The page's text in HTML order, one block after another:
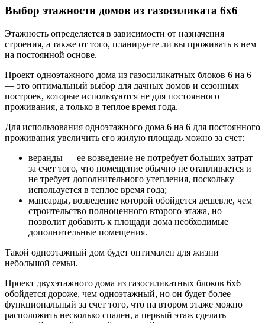
Выбор этажности домов из газосиликата 6х6
Этажность определяется в зависимости от назначения
строения, а также от того, планируете ли вы проживать в нем
на постоянной основе.
Проект одноэтажного дома из газосиликатных блоков 6 на 6
— это оптимальный выбор для дачных домов и сезонных
построек, которые используются не для постоянного
проживания, а только в теплое время года.
Для использования одноэтажного дома 6 на 6 для постоянного
проживания увеличить его жилую площадь можно за счет:
веранды — ее возведение не потребует больших затрат
за счет того, что помещение обычно не отапливается и
не требует дополнительного утепления, поскольку
используется в теплое время года;
мансарды, возведение которой обойдется дешевле, чем
строительство полноценного второго этажа, но
позволит добавить к площади дома необходимые
дополнительные помещения.
Такой одноэтажный дом будет оптимален для жизни
небольшой семьи.
Проект двухэтажного дома из газосиликатных блоков 6х6
обойдется дороже, чем одноэтажный, но он будет более
функциональный за счет того, что на втором этаже можно
расположить несколько спален, а первый этаж сделать